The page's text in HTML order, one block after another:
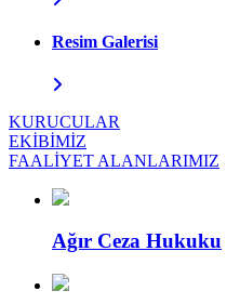
Resim Galerisi
KURUCULAR
EKİBİMİZ
FAALİYET ALANLARIMIZ
Ağır Ceza Hukuku